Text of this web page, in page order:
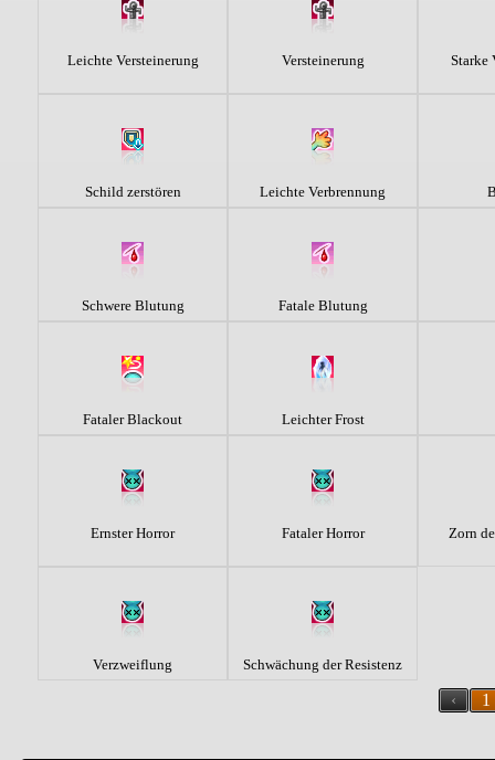
Leichte Versteinerung Versteinerung Starke
Schild zerstören Leichte Verbrennung
Schwere Blutung Fatale Blutung
Fataler Blackout Leichter Frost
Ernster Horror Fataler Horror Zorn
Verzweiflung Schwächung der Resistenz
‹ 1